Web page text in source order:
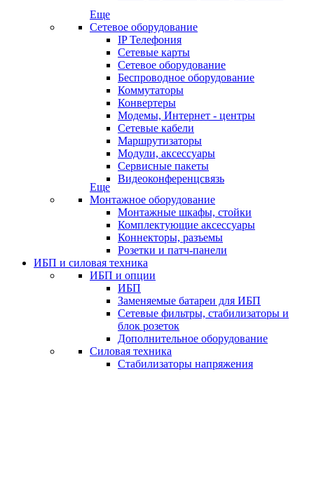
Еще
Сетевое оборудование
IP Телефония
Сетевые карты
Сетевое оборудование
Беспроводное оборудование
Коммутаторы
Конвертеры
Модемы, Интернет - центры
Сетевые кабели
Маршрутизаторы
Модули, аксессуары
Сервисные пакеты
Видеоконференцсвязь
Еще
Монтажное оборудование
Монтажные шкафы, стойки
Комплектующие аксессуары
Коннекторы, разъемы
Розетки и патч-панели
ИБП и силовая техника
ИБП и опции
ИБП
Заменяемые батареи для ИБП
Сетевые фильтры, стабилизаторы и
блок розеток
Дополнительное оборудование
Силовая техника
Стабилизаторы напряжения